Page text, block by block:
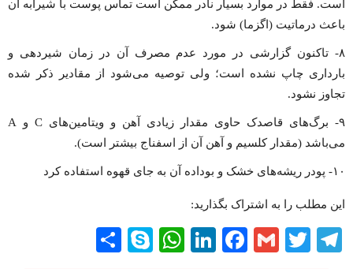
است. فقط در موارد بسیار نادر ممکن است تماس پوست با شیرابه آن
باعث درماتیت (اگزما) شود.
۸- تاکنون گزارشی در مورد عدم مصرف آن در زمان شیردهی و
بارداری چاپ نشده است؛ ولی توصیه می‌شود از مقادیر ذکر شده
تجاوز نشود.
۹- برگ‌های قاصدک حاوی مقدار زیادی آهن و ویتامین‌های C و A
می‌باشد (مقدار کلسیم و آهن آن از اسفناج بیشتر است).
۱۰- پودر ریشه‌های خشک و بوداده آن به جای قهوه استفاده کرد
این مطلب را به اشتراک بگذارید:
Telegram
Twitter
Gmail
Facebook
LinkedIn
WhatsApp
Skype